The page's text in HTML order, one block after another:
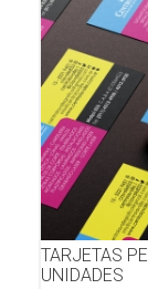
TARJETAS
UNIDADES